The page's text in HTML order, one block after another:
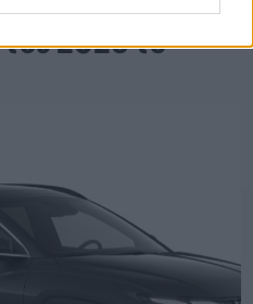
στο
2026 το